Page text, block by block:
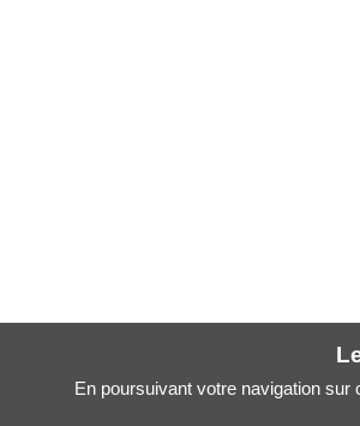
En poursuivant votre navigation